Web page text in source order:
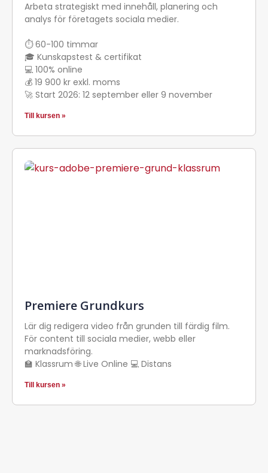
Arbeta strategiskt med innehåll, planering och
analys för företagets sociala medier.
⏱ 60-100 timmar
🎓 Kunskapstest & certifikat
💻 100% online
💰 19 900 kr exkl. moms
🚀 Start 2026: 12 september eller 9 november
Till kursen »
Premiere Grundkurs
Lär dig redigera video från grunden till färdig film.
För content till sociala medier, webb eller
marknadsföring.
🏫 Klassrum 🌐 Live Online 💻 Distans
Till kursen »